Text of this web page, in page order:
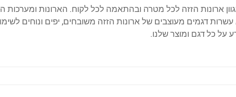
ארונות הזזה לכל מטרה ובהתאמה לכל לקוח. הארונות ומערכות
דגמים מעוצבים של ארונות הזזה משובחים, יפים ונוחים
על כל דגם ומוצר שלנו.